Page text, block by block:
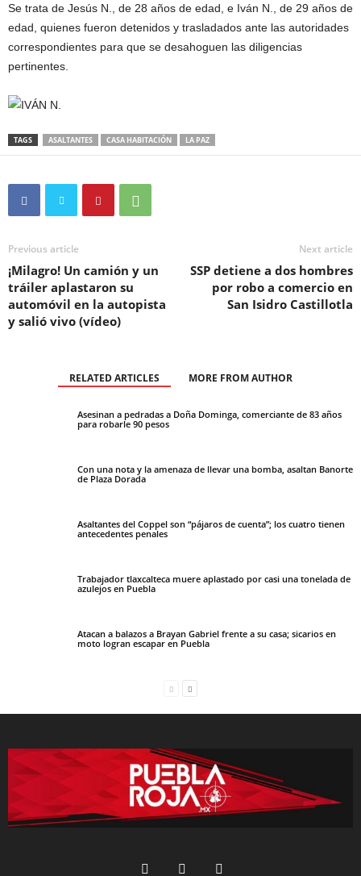
Se trata de Jesús N., de 28 años de edad, e Iván N., de 29 años de
edad, quienes fueron detenidos y trasladados ante las autoridades
correspondientes para que se desahoguen las diligencias
pertinentes.
TAGS ASALTANTES CASA HABITACIÓN LA PAZ
Previous article
¡Milagro! Un camión y un
tráiler aplastaron su
automóvil en la autopista
y salió vivo (vídeo)
Next article
SSP detiene a dos hombres
por robo a comercio en
San Isidro Castillotla
RELATED ARTICLES MORE FROM AUTHOR
Asesinan a pedradas a Doña Dominga, comerciante de 83 años
para robarle 90 pesos
Con una nota y la amenaza de llevar una bomba, asaltan Banorte
de Plaza Dorada
Asaltantes del Coppel son “pájaros de cuenta”; los cuatro tienen
antecedentes penales
Trabajador tlaxcalteca muere aplastado por casi una tonelada de
azulejos en Puebla
Atacan a balazos a Brayan Gabriel frente a su casa; sicarios en
moto logran escapar en Puebla